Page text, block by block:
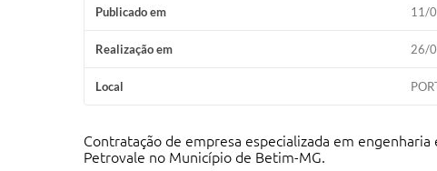
Publicado em 11/
Realização em 26/
Local
Contratação de empresa especializada em
Petrovale no Município de Betim-MG.